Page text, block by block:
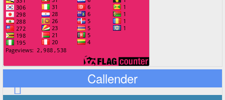
Callender